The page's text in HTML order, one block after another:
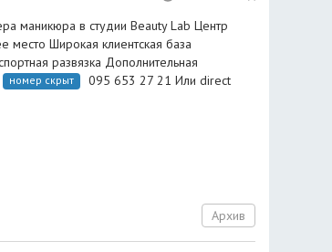
маникюра в студии Beauty Lab Центр
место Широкая клиентская база
развязка Дополнительная
номер скрыт 095 653 27 21 Или direct
Архив